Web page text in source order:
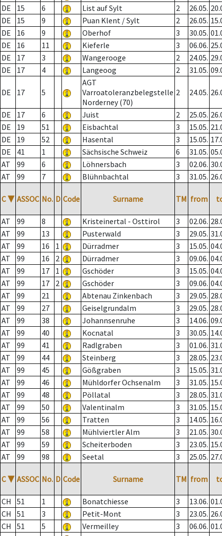
DE
15 6 List auf Sylt 2 26.05.
DE
15 9 Puan Klent / Sylt 2 26.05.
DE
16 9 Oberhof 3 30.05.
DE
16 11 Kieferle 3 06.06.
DE
17 3 Wangerooge 2 24.05.
DE
17 4 Langeoog 2 31.05.
DE 17 5
AGT
Varroatoleranzbelegstelle
Norderney (70)
2 24.05.
DE 17 6 Juist 2 25.05.
DE
19 51 Eisbachtal 3 15.05.
DE
19 52 Hasental 3 15.05.
DE
41 1 Sächsische Schweiz 6 31.05.
AT
99 6 Löhnersbach 3 02.06.
AT
99 7 Blühnbachtal 3 31.05.
C ▼ ASSOC No. D Code Surname TM from
AT 99 8 Kristeinertal - Osttirol 3 02.06.
AT
99 13 Pusterwald 3 29.05.
AT
99 16 1 Dürradmer 3 15.05.
AT
99 16 2 Dürradmer 3 09.06.
AT
99 17 1 Gschöder 3 15.05.
AT
99 17 2 Gschöder 3 09.06.
AT
99 21 Abtenau Zinkenbach 3 29.05.
AT
99 27 Geiselgrundalm 3 29.05.
AT
99 38 Johannsenruhe 3 14.06.
AT
99 40 Kocnatal 3 30.05.
AT
99 41 Radlgraben 3 01.06.
AT
99 44 Steinberg 3 28.05.
AT
99 45 Gößgraben 3 15.05.
AT
99 46 Mühldorfer Ochsenalm 3 31.05.
AT
99 48 Pöllatal 3 28.05.
AT
99 50 Valentinalm 3 31.05.
AT
99 56 Tratten 3 14.05.
AT
99 58 Mühlviertler Alm 3 21.05.
AT
99 59 Scheiterboden 3 23.05.
AT
99 98 Seetal 3 25.05.
C ▼ ASSOC No. D Code Surname TM from
CH 51 1 Bonatchiesse 3 13.06.
CH
51 3 Petit-Mont 3 23.05.
CH
51 5 Vermeilley 3 06.06.